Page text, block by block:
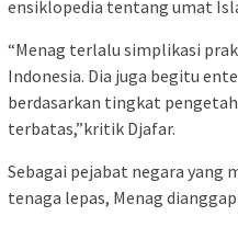
ensiklopedia tentang umat
“Menag terlalu simplikasi
Indonesia. Dia juga begitu
berdasarkan tingkat
terbatas,”kritik Djafar.
Sebagai pejabat negara yang
tenaga lepas, Menag